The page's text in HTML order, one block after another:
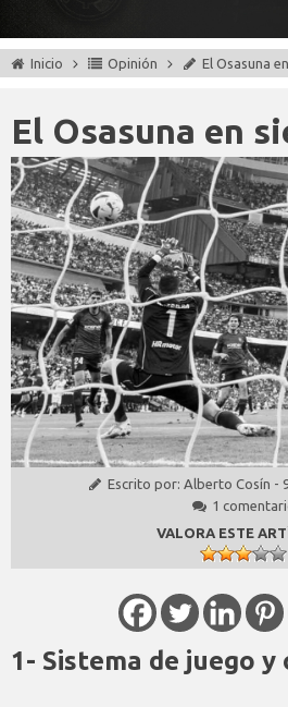
Inicio Opinión El Osasuna
El Osasuna en
Escrito por: Alberto Cosín -
1
VALORA ESTE
1- Sistema de juego